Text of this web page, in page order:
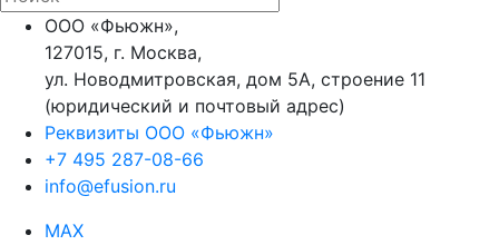
ООО «Фьюжн»,
127015, г. Москва,
ул. Новодмитровская, дом 5А, строение 11
(юридический и почтовый адрес)
Реквизиты ООО «Фьюжн»
+7 495 287-08-66
info@efusion.ru
MAX